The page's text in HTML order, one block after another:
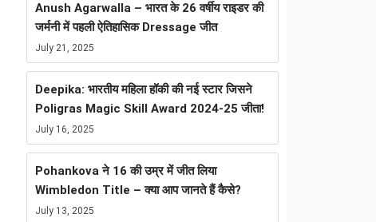
Anush Agarwalla – भारत के 26 वर्षीय राइडर की
जर्मनी में पहली ऐतिहासिक Dressage जीत
July 21, 2025
Deepika: भारतीय महिला हॉकी की नई स्टार जिसने
Poligras Magic Skill Award 2024-25 जीता!
July 16, 2025
Pohankova ने 16 की उम्र में जीत लिया
Wimbledon Title – क्या आप जानते हैं कैसे?
July 13, 2025